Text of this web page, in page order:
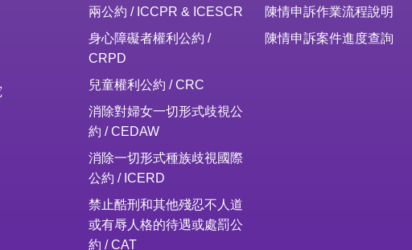
兩公約 / ICCPR & ICESCR
身心障礙者權利公約 /
CRPD
兒童權利公約 / CRC
消除對婦女一切形式歧視公
約 / CEDAW
消除一切形式種族歧視國際
公約 / ICERD
禁止酷刑和其他殘忍不人道
或有辱人格的待遇或處罰公
約 / CAT
陳情申訴作業流程說明
陳情申訴案件進度查詢